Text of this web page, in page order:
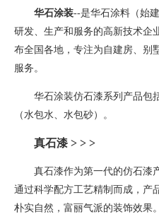
华石涂装--是华石涂料（始
研发、生产和服务的高新技术企
布全国各地，专注为自建房、别
服务。
华石涂装仿石漆系列产品包
（水包水、水包砂）。
真石漆 > > >
真石漆作为第一代的仿石漆
通过科学配方工艺精制而成，产
朴实自然，富丽气派的装饰效果。